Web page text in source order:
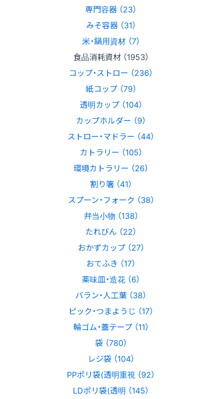
専門容器 （23）
みそ容器 （31）
米・鍋用資材 （7）
食品消耗資材 （1953）
コップ・ストロー （236）
紙コップ （79）
透明カップ （104）
カップホルダー （9）
ストロー・マドラー （44）
カトラリー （105）
環境カトラリー （26）
割り箸 （41）
スプーン・フォーク （38）
弁当小物 （138）
たれびん （22）
おかずカップ （27）
おてふき （17）
薬味皿・造花 （6）
バラン・人工葉 （38）
ピック・つまようじ （17）
輪ゴム・蓋テープ （11）
袋 （780）
レジ袋 （104）
PPポリ袋(透明重視 （92）
LDポリ袋(透明 （145）